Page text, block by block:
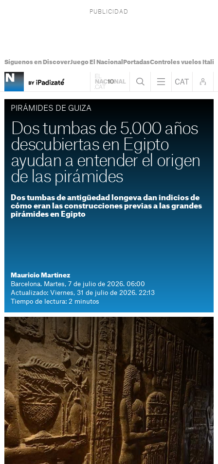
Síguenos en DiscoverJuego El Nacional PortadasControles vuelos Italia
PIRÁMIDES DE GUIZA
Dos tumbas de 5.000 años
descubiertas en Egipto
ayudan a entender el origen
de las pirámides
Dos tumbas de antigüedad longeva dan indicios de
cómo eran las construcciones previas a las grandes
pirámides en Egipto
Mauricio Martínez
Barcelona. Martes, 7 de julio de 2026. 06:00
Actualizado: Viernes, 31 de julio de 2026. 22:13
Tiempo de lectura: 2 minutos